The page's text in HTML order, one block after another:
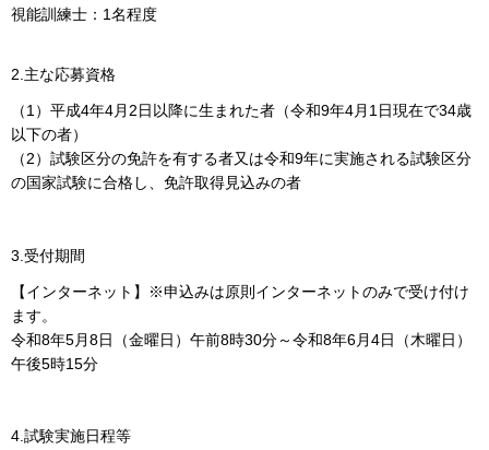
視能訓練士：1名程度
2.主な応募資格
（1）平成4年4月2日以降に生まれた者（令和9年4月1日現在で34歳
以下の者）
（2）試験区分の免許を有する者又は令和9年に実施される試験区分
の国家試験に合格し、免許取得見込みの者
3.受付期間
【インターネット】※申込みは原則インターネットのみで受け付け
ます。
令和8年5月8日（金曜日）午前8時30分～令和8年6月4日（木曜日）
午後5時15分
4.試験実施日程等